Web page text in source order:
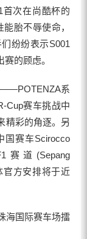
首次在尚酷杯的
胎不辱使命，
纷纷表示S001
的顾虑。
系
Cup赛车挑战中
精彩的角逐。另
国赛车Scirocco
道(Sepang
官方安排将于近
国际赛车场擂